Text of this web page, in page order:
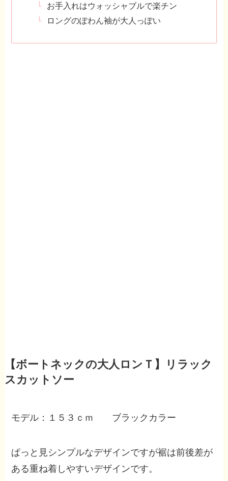
お手入れはウォッシャブルで楽チン
ロングのぽわん袖が大人っぽい
【ボートネックの大人ロンＴ】リラック
スカットソー
モデル：１５３ｃｍ ブラックカラー
ぱっと見シンプルなデザインですが裾は前後差が
ある重ね着しやすいデザインです。